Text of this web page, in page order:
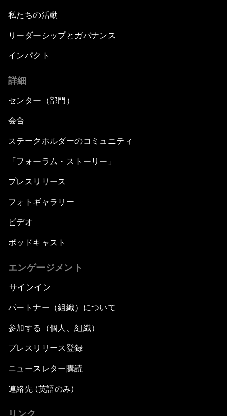
私たちの活動
リーダーシップとガバナンス
インパクト
詳細
センター（部門）
会合
ステークホルダーのコミュニティ
「フォーラム・ストーリー」
プレスリリース
フォトギャラリー
ビデオ
ポッドキャスト
エンゲージメント
サインイン
パートナー（組織）について
参加する（個人、組織）
プレスリリース登録
ニュースレター購読
連絡先 (英語のみ)
リンク